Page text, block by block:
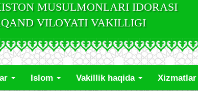
MUSULMONLARI IDORASI
VILOYATI VAKILLIGI
Islom Vakillik haqida Xizmatlar